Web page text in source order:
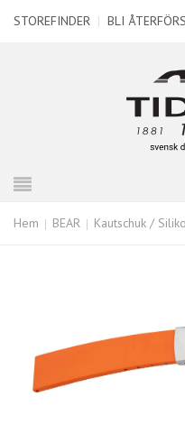
STOREFINDER | BLI
Hem BEAR Kautschuk /